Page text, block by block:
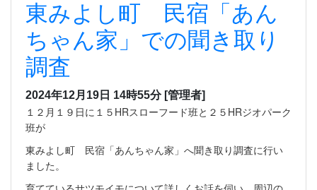
東みよし町 民宿「あん
ちゃん家」での聞き取り
調査
2024年12月19日 14時55分 [管理者]
１２月１９日に１５HRスローフード班と２５HRジオパーク
班が
東みよし町 民宿「あんちゃん家」へ聞き取り調査に行い
ました。